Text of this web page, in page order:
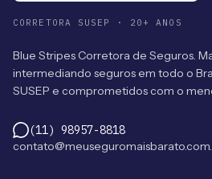
CORRETORA SUSEP · 20+ ANOS
Blue Stripes Corretora de Seguros.
intermediando seguros em todo o
SUSEP e comprometidos com o
(11) 98957-8818